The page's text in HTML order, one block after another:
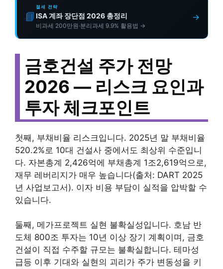
📘
절세 전략
ISA 계좌 장단점 2026 총정리
비과세 200만원·분리과세 9.9% 활용법 →
→
금호건설 주가 전망
2026 — 리스크 요인과
투자 체크포인트
첫째, 부채비율 리스크입니다. 2025년 말 부채비율
520.2%로 10대 건설사 중에서도 최상위 수준입니
다. 자본총계 2,426억에 부채총계 1조2,619억으로,
재무 레버리지가 매우 높습니다(출처: DART 2025
년 사업보고서). 이자 비용 부담이 실적을 압박할 수
있습니다.
둘째, 메가프로젝트 실현 불확실성입니다. 호남 반
도체 800조 투자는 10년 이상 장기 계획이며, 금호
건설이 직접 수주할 규모는 불확실합니다. 테마성
급등 이후 기대와 실현의 괴리가 주가 변동성을 키